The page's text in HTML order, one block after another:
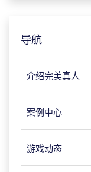
导航
介绍完美真人
案例中心
游戏动态